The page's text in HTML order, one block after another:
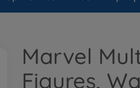
Marvel
Figures,